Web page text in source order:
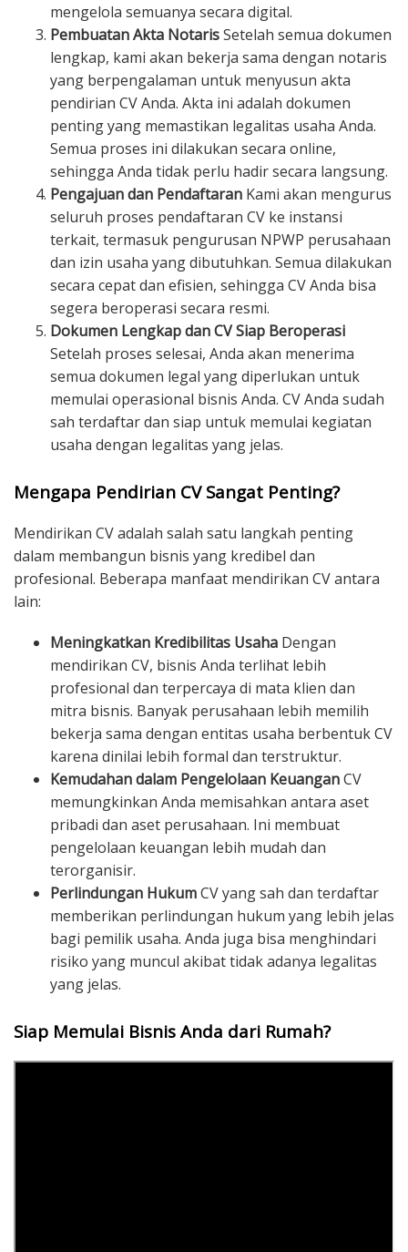
mengelola semuanya secara digital.
Pembuatan Akta NotarisSetelah semua dokumen
lengkap, kami akan bekerja sama dengan notaris
yang berpengalaman untuk menyusun akta
pendirian CV Anda. Akta ini adalah dokumen
penting yang memastikan legalitas usaha Anda.
Semua proses ini dilakukan secara online,
sehingga Anda tidak perlu hadir secara langsung.
Pengajuan dan Pendaftaran Kami akan mengurus
seluruh proses pendaftaran CV ke instansi
terkait, termasuk pengurusan NPWP perusahaan
dan izin usaha yang dibutuhkan. Semua dilakukan
secara cepat dan efisien, sehingga CV Anda bisa
segera beroperasi secara resmi.
Dokumen Lengkap dan CV Siap Beroperasi
Setelah proses selesai, Anda akan menerima
semua dokumen legal yang diperlukan untuk
memulai operasional bisnis Anda. CV Anda sudah
sah terdaftar dan siap untuk memulai kegiatan
usaha dengan legalitas yang jelas.
Mengapa Pendirian CV Sangat Penting?
Mendirikan CV adalah salah satu langkah penting
dalam membangun bisnis yang kredibel dan
profesional. Beberapa manfaat mendirikan CV antara
lain:
Meningkatkan Kredibilitas Usaha Dengan
mendirikan CV, bisnis Anda terlihat lebih
profesional dan terpercaya di mata klien dan
mitra bisnis. Banyak perusahaan lebih memilih
bekerja sama dengan entitas usaha berbentuk CV
karena dinilai lebih formal dan terstruktur.
Kemudahan dalam Pengelolaan KeuanganCV
memungkinkan Anda memisahkan antara aset
pribadi dan aset perusahaan. Ini membuat
pengelolaan keuangan lebih mudah dan
terorganisir.
Perlindungan HukumCV yang sah dan terdaftar
memberikan perlindungan hukum yang lebih jelas
bagi pemilik usaha. Anda juga bisa menghindari
risiko yang muncul akibat tidak adanya legalitas
yang jelas.
Siap Memulai Bisnis Anda dari Rumah?